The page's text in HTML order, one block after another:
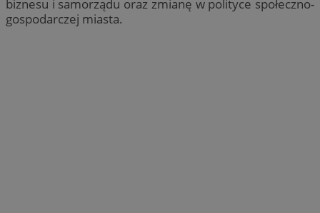
biznesu i samorządu oraz zmianę w polityce społeczno-
gospodarczej miasta.